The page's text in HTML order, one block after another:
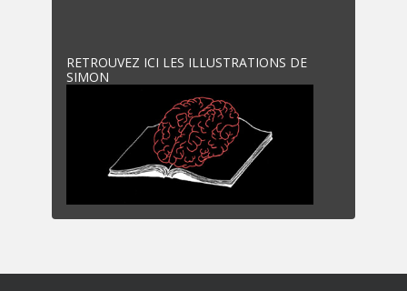
RETROUVEZ ICI LES ILLUSTRATIONS DE
SIMON